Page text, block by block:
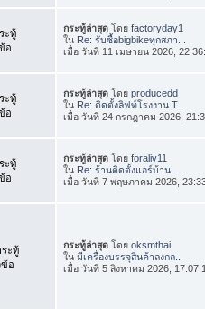
ะทู้
อ
กระทู้ล่าสุด โดยfactoryday1
ใน Re: รับซื้อbigbikeทุกสภา...
เมื่อ วันที่ 11 เมษายน 2026,
ะทู้
อ
กระทู้ล่าสุด โดยproducedd
ใน Re: ติดตั้งลิฟท์โรงงาน T...
เมื่อ วันที่ 24 กรกฎาคม 2026,
ะทู้
อ
กระทู้ล่าสุด โดยforaliv11
ใน Re: ร้านติดตั้งแอร์บ้าน,...
เมื่อ วันที่ 7 พฤษภาคม 2026,
ระทู้
ข้อ
กระทู้ล่าสุด โดยoksmthai
ในมีเครื่องบรรจุสินค้าลงกล...
เมื่อ วันที่ 5 สิงหาคม 2026,